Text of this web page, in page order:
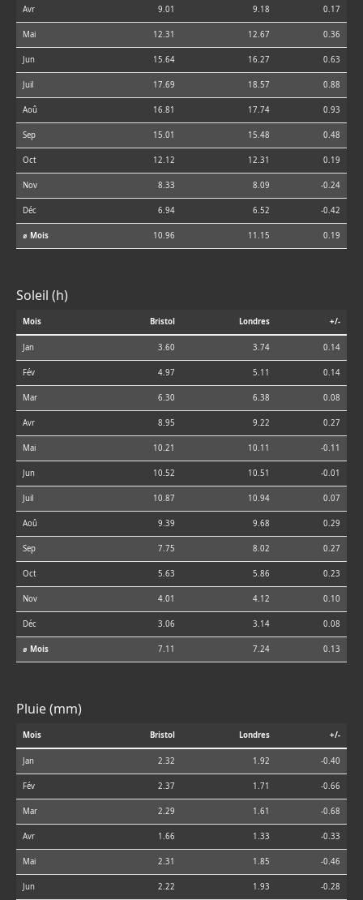
Avr 9.01 9.18 0.17
Mai 12.31 12.67 0.36
Jun 15.64 16.27 0.63
Juil 17.69 18.57 0.88
Aoû 16.81 17.74 0.93
Sep 15.01 15.48 0.48
Oct 12.12 12.31 0.19
Nov 8.33 8.09 -0.24
Déc 6.94 6.52 -0.42
⌀ Mois 10.96 11.15 0.19
Soleil (h)
Mois Bristol Londres +/-
Jan 3.60 3.74 0.14
Fév 4.97 5.11 0.14
Mar 6.30 6.38 0.08
Avr 8.95 9.22 0.27
Mai 10.21 10.11 -0.11
Jun 10.52 10.51 -0.01
Juil 10.87 10.94 0.07
Aoû 9.39 9.68 0.29
Sep 7.75 8.02 0.27
Oct 5.63 5.86 0.23
Nov 4.01 4.12 0.10
Déc 3.06 3.14 0.08
⌀ Mois 7.11 7.24 0.13
Pluie (mm)
Mois Bristol Londres +/-
Jan 2.32 1.92 -0.40
Fév 2.37 1.71 -0.66
Mar 2.29 1.61 -0.68
Avr 1.66 1.33 -0.33
Mai 2.31 1.85 -0.46
Jun 2.22 1.93 -0.28